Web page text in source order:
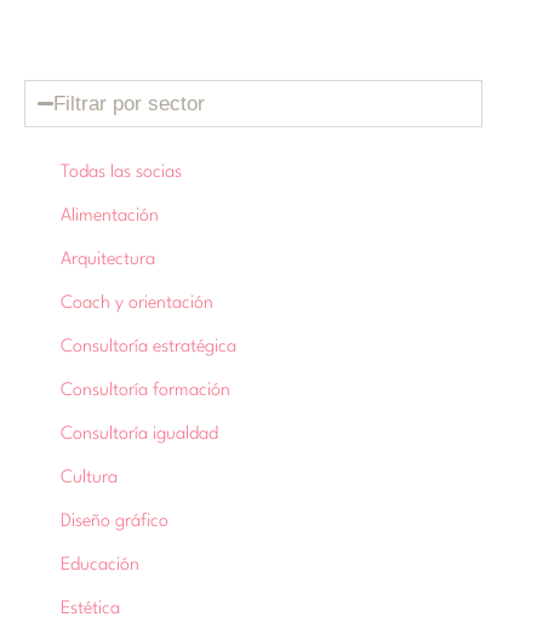
Filtrar por sector
Todas las socias
Alimentación
Arquitectura
Coach y orientación
Consultoría estratégica
Consultoría formación
Consultoría igualdad
Cultura
Diseño gráfico
Educación
Estética